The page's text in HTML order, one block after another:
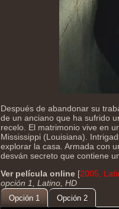
Después de abandonar su
de un anciano que ha sufrido
recelo. El matrimonio vive en
Mississippi (Louisiana).
explorar la casa. Armada con
desván secreto que contiene
Ver película online [2005,
opción 1, Latino, HD
Opción 1 Opción 2